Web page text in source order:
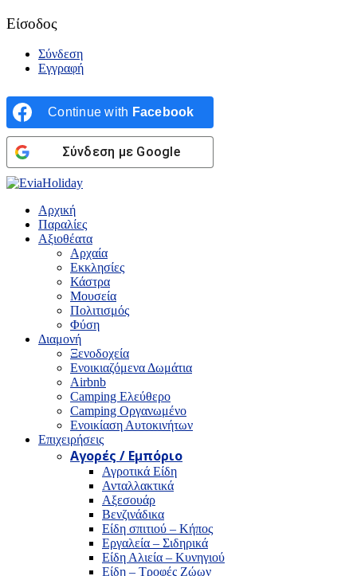
Είσοδος
Σύνδεση
Εγγραφή
Continue with Facebook
Σύνδεση με Google
Αρχική
Παραλίες
Αξιοθέατα
Αρχαία
Εκκλησίες
Κάστρα
Μουσεία
Πολιτισμός
Φύση
Διαμονή
Ξενοδοχεία
Ενοικιαζόμενα Δωμάτια
Airbnb
Camping Ελεύθερο
Camping Οργανωμένο
Ενοικίαση Αυτοκινήτων
Επιχειρήσεις
Αγορές / Εμπόριο
Αγροτικά Είδη
Ανταλλακτικά
Αξεσουάρ
Βενζινάδικα
Είδη σπιτιού – Κήπος
Εργαλεία – Σιδηρικά
Είδη Αλιεία – Κυνηγιού
Είδη – Τροφές Ζώων